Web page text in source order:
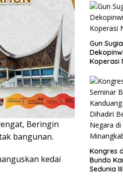
Beringin
bangunan.
kedai
Gun
Koperasi
Kongres
Bundo
Sedunia